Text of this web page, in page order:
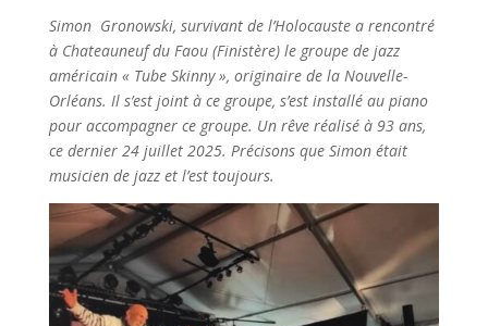
Simon Gronowski, survivant de l’Holocauste a rencontré
à Chateauneuf du Faou (Finistère) le groupe de jazz
américain « Tube Skinny », originaire de la Nouvelle-
Orléans. Il s’est joint à ce groupe, s’est installé au piano
pour accompagner ce groupe. Un rêve réalisé à 93 ans,
ce dernier 24 juillet 2025. Précisons que Simon était
musicien de jazz et l’est toujours.